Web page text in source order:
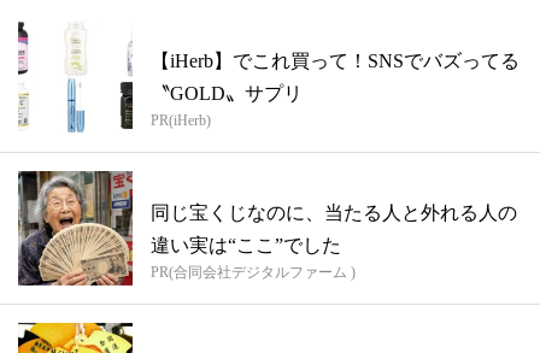
【iHerb】でこれ買って！SNSでバズってる
〝GOLD〟サプリ
PR(iHerb)
同じ宝くじなのに、当たる人と外れる人の
違い実は“ここ”でした
PR(合同会社デジタルファーム )